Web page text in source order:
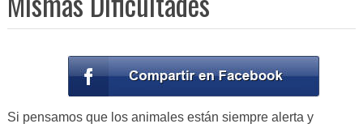
Si pensamos que los animales están siempre alerta y